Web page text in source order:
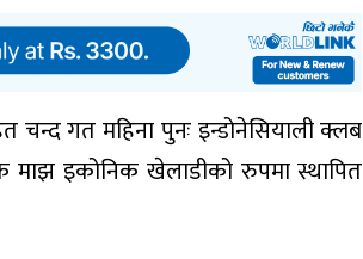
चन्द गत महिना पुनः इन्डोनेसियाली क्लब
माझ इकोनिक खेलाडीको रुपमा स्थापित